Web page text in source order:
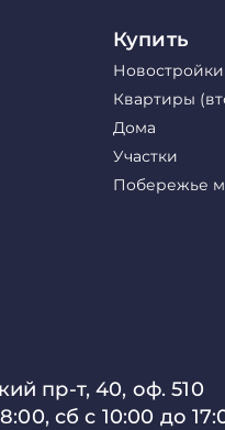
пр-т, 40, оф. 510
сб с 10:00 до
Купить
Новостройки
Квартиры
Дома
Участки
Побережье